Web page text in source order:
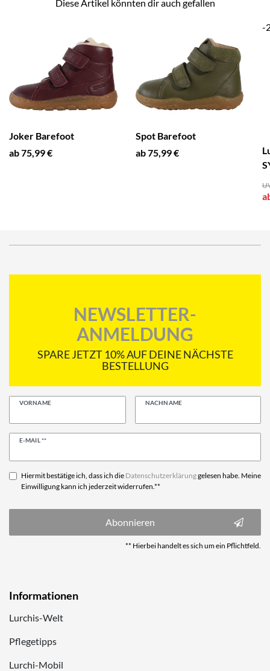
Diese Artikel könnten dir auch gefallen
Joker Barefoot
ab 75,99 €
Spot Barefoot
ab 75,99 €
-
NEWSLETTER-
ANMELDUNG
SPARE JETZT 10% AUF DEINE NÄCHSTE
BESTELLUNG
VORNAME NACHNAME
E-MAIL **
Newsletter
Hiermit bestätige ich, dass ich die Daten­schutz­erklärunggelesen habe. Meine
Einwilligung kann ich jederzeit widerrufen.**
Abonnieren
** Hierbei handelt es sich um ein Pflichtfeld.
Informationen
Lurchis-Welt
Pflegetipps
Lurchi-Mobil